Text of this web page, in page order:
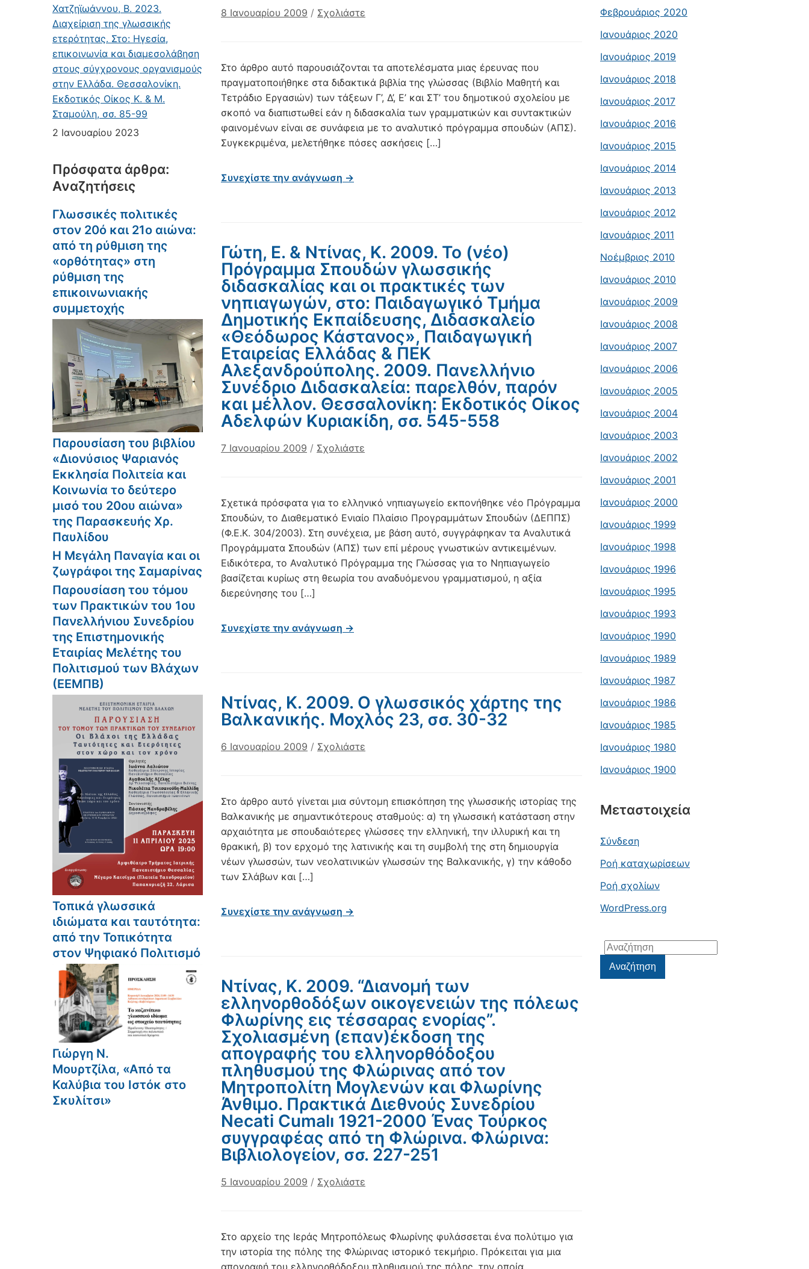
Χατζηϊωάννου, Β. 2023.
Διαχείριση της γλωσσικής
ετερότητας. Στο: Ηγεσία,
επικοινωνία και διαμεσολάβηση
στους σύγχρονους οργανισμούς
στην Ελλάδα. Θεσσαλονίκη.
Εκδοτικός Οίκος Κ. & Μ.
Σταμούλη, σσ. 85-99
2 Ιανουαρίου 2023
Πρόσφατα άρθρα:
Αναζητήσεις
Γλωσσικές πολιτικές
στον 20ό και 21ο αιώνα:
από τη ρύθμιση της
«ορθότητας» στη
ρύθμιση της
επικοινωνιακής
συμμετοχής
Παρουσίαση του βιβλίου
«Διονύσιος Ψαριανός
Εκκλησία Πολιτεία και
Κοινωνία το δεύτερο
μισό του 20ου αιώνα»
της Παρασκευής Χρ.
Παυλίδου
Η Μεγάλη Παναγία και οι
ζωγράφοι της Σαμαρίνας
Παρουσίαση του τόμου
των Πρακτικών του 1ου
Πανελλήνιου Συνεδρίου
της Επιστημονικής
Εταιρίας Μελέτης του
Πολιτισμού των Βλάχων
(ΕΕΜΠΒ)
Τοπικά γλωσσικά
ιδιώματα και ταυτότητα:
από την Τοπικότητα
στον Ψηφιακό Πολιτισμό
Γιώργη Ν.
Μουρτζίλα, «Από τα
Καλύβια του Ιστόκ στο
Σκυλίτσι»
8 Ιανουαρίου 2009 / Σχολιάστε
Στο άρθρο αυτό παρουσιάζονται τα αποτελέσματα μιας έρευνας που
πραγματοποιήθηκε στα διδακτικά βιβλία της γλώσσας (Βιβλίο Μαθητή και
Τετράδιο Εργασιών) των τάξεων Γ’, Δ’, Ε’ και ΣΤ’ του δημοτικού σχολείου με
σκοπό να διαπιστωθεί εάν η διδασκαλία των γραμματικών και συντακτικών
φαινομένων είναι σε συνάφεια με το αναλυτικό πρόγραμμα σπουδών (ΑΠΣ).
Συγκεκριμένα, μελετήθηκε πόσες ασκήσεις […]
Συνεχίστε την ανάγνωση →
Γώτη, Ε. & Ντίνας, Κ. 2009. Το (νέο)
Πρόγραμμα Σπουδών γλωσσικής
διδασκαλίας και οι πρακτικές των
νηπιαγωγών, στο: Παιδαγωγικό Τμήμα
Δημοτικής Εκπαίδευσης, Διδασκαλείο
«Θεόδωρος Κάστανος», Παιδαγωγική
Εταιρείας Ελλάδας & ΠΕΚ
Αλεξανδρούπολης. 2009. Πανελλήνιο
Συνέδριο Διδασκαλεία: παρελθόν, παρόν
και μέλλον. Θεσσαλονίκη: Εκδοτικός Οίκος
Αδελφών Κυριακίδη, σσ. 545-558
7 Ιανουαρίου 2009 / Σχολιάστε
Σχετικά πρόσφατα για το ελληνικό νηπιαγωγείο εκπονήθηκε νέο Πρόγραμμα
Σπουδών, το Διαθεματικό Ενιαίο Πλαίσιο Προγραμμάτων Σπουδών (ΔΕΠΠΣ)
(Φ.Ε.Κ. 304/2003). Στη συνέχεια, με βάση αυτό, συγγράφηκαν τα Αναλυτικά
Προγράμματα Σπουδών (ΑΠΣ) των επί μέρους γνωστικών αντικειμένων.
Ειδικότερα, το Αναλυτικό Πρόγραμμα της Γλώσσας για το Νηπιαγωγείο
βασίζεται κυρίως στη θεωρία του αναδυόμενου γραμματισμού, η αξία
διερεύνησης του […]
Συνεχίστε την ανάγνωση →
Ντίνας, Κ. 2009. Ο γλωσσικός χάρτης της
Βαλκανικής. Μοχλός 23, σσ. 30-32
6 Ιανουαρίου 2009 / Σχολιάστε
Στο άρθρο αυτό γίνεται μια σύντομη επισκόπηση της γλωσσικής ιστορίας της
Βαλκανικής με σημαντικότερους σταθμούς: α) τη γλωσσική κατάσταση στην
αρχαιότητα με σπουδαιότερες γλώσσες την ελληνική, την ιλλυρική και τη
θρακική, β) τον ερχομό της λατινικής και τη συμβολή της στη δημιουργία
νέων γλωσσών, των νεολατινικών γλωσσών της Βαλκανικής, γ) την κάθοδο
των Σλάβων και […]
Συνεχίστε την ανάγνωση →
Ντίνας, Κ. 2009. “Διανομή των
ελληνορθοδόξων οικογενειών της πόλεως
Φλωρίνης εις τέσσαρας ενορίας”.
Σχολιασμένη (επαν)έκδοση της
απογραφής του ελληνορθόδοξου
πληθυσμού της Φλώρινας από τον
Μητροπολίτη Μογλενών και Φλωρίνης
Άνθιμο. Πρακτικά Διεθνούς Συνεδρίου
Necati Cumalı 1921-2000 Ένας Τούρκος
συγγραφέας από τη Φλώρινα. Φλώρινα:
Βιβλιολογείον, σσ. 227-251
5 Ιανουαρίου 2009 / Σχολιάστε
Στο αρχείο της Ιεράς Μητροπόλεως Φλωρίνης φυλάσσεται ένα πολύτιμο για
την ιστορία της πόλης της Φλώρινας ιστορικό τεκμήριο. Πρόκειται για μια
απογραφή του ελληνορθόδοξου πληθυσμού της πόλης, την οποία
Φεβρουάριος 2020
Ιανουάριος 2020
Ιανουάριος 2019
Ιανουάριος 2018
Ιανουάριος 2017
Ιανουάριος 2016
Ιανουάριος 2015
Ιανουάριος 2014
Ιανουάριος 2013
Ιανουάριος 2012
Ιανουάριος 2011
Νοέμβριος 2010
Ιανουάριος 2010
Ιανουάριος 2009
Ιανουάριος 2008
Ιανουάριος 2007
Ιανουάριος 2006
Ιανουάριος 2005
Ιανουάριος 2004
Ιανουάριος 2003
Ιανουάριος 2002
Ιανουάριος 2001
Ιανουάριος 2000
Ιανουάριος 1999
Ιανουάριος 1998
Ιανουάριος 1996
Ιανουάριος 1995
Ιανουάριος 1993
Ιανουάριος 1990
Ιανουάριος 1989
Ιανουάριος 1987
Ιανουάριος 1986
Ιανουάριος 1985
Ιανουάριος 1980
Ιανουάριος 1900
Μεταστοιχεία
Σύνδεση
Ροή καταχωρίσεων
Ροή σχολίων
WordPress.org
Αναζήτηση
για:Αναζήτηση